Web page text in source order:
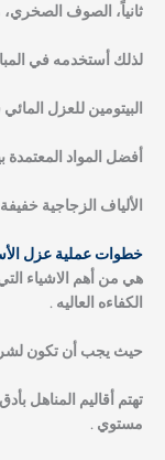
ثانياً، الصوف الصخري،
لذلك أستخدمه في
البيتومين للعزل
أفضل المواد المعتمدة
الألياف الزجاجية
خطوات عملية عزل
هي من أهم الاشياء
الكفاءه العاليه .
حيث يجب أن تكون
تهتم أقاليم المناهل
مستوي .